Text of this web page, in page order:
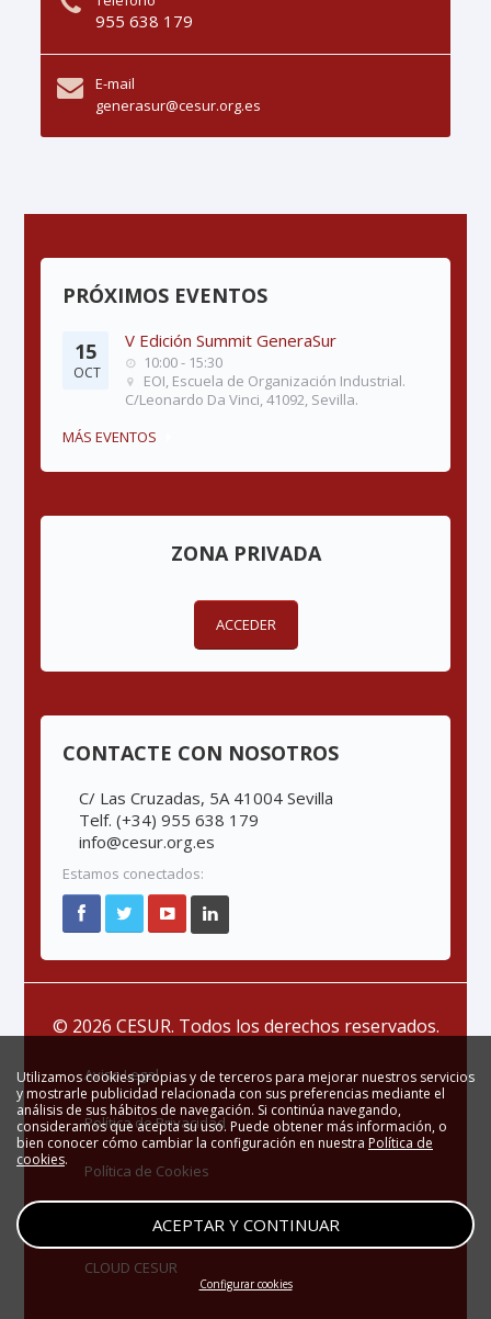
955 638 179
E-mail
generasur@cesur.org.es
PRÓXIMOS EVENTOS
15
OCT
V Edición Summit GeneraSur
10:00 - 15:30
EOI, Escuela de Organización Industrial.
C/Leonardo Da Vinci, 41092, Sevilla.
MÁS EVENTOS
ZONA PRIVADA
ACCEDER
CONTACTE CON NOSOTROS
C/ Las Cruzadas, 5A 41004 Sevilla
Telf. (+34) 955 638 179
info@cesur.org.es
Estamos conectados:
© 2026 CESUR. Todos los derechos reservados.
Aviso Legal
Política de Privacidad
Política de Cookies
Zona Privada
CLOUD CESUR
Utilizamos cookies propias y de terceros para mejorar nuestros servicios
y mostrarle publicidad relacionada con sus preferencias mediante el
análisis de sus hábitos de navegación. Si continúa navegando,
consideramos que acepta su uso. Puede obtener más información, o
bien conocer cómo cambiar la configuración en nuestra Política de
cookies.
ACEPTAR Y CONTINUAR
Configurar cookies